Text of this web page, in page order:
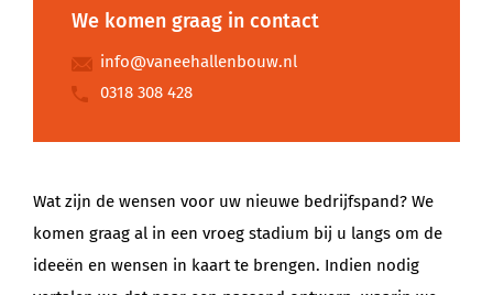
We komen graag in contact
info@vaneehallenbouw.nl
0318 308 428
Wat zijn de wensen voor uw nieuwe bedrijfspand? We
komen graag al in een vroeg stadium bij u langs om de
ideeën en wensen in kaart te brengen. Indien nodig